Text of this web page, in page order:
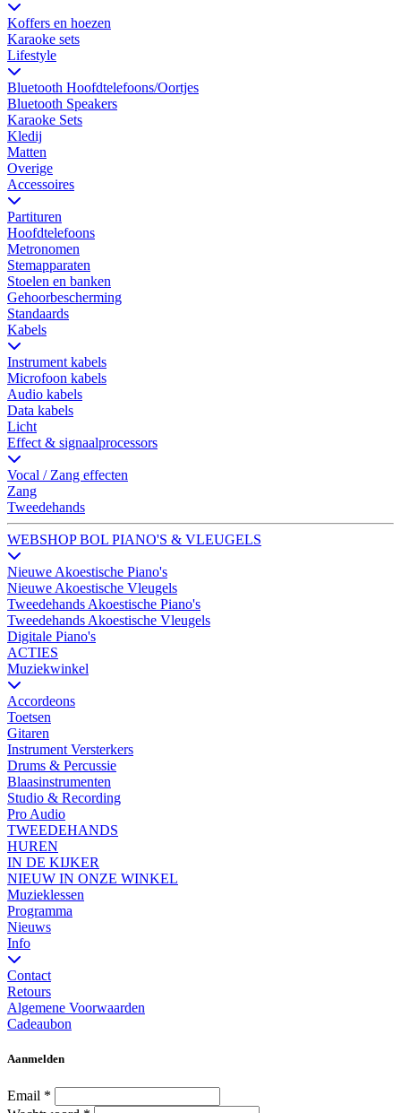
Koffers en hoezen
Karaoke sets
Lifestyle
Bluetooth Hoofdtelefoons/Oortjes
Bluetooth Speakers
Karaoke Sets
Kledij
Matten
Overige
Accessoires
Partituren
Hoofdtelefoons
Metronomen
Stemapparaten
Stoelen en banken
Gehoorbescherming
Standaards
Kabels
Instrument kabels
Microfoon kabels
Audio kabels
Data kabels
Licht
Effect & signaalprocessors
Vocal / Zang effecten
Zang
Tweedehands
WEBSHOP BOL PIANO'S & VLEUGELS
Nieuwe Akoestische Piano's
Nieuwe Akoestische Vleugels
Tweedehands Akoestische Piano's
Tweedehands Akoestische Vleugels
Digitale Piano's
ACTIES
Muziekwinkel
Accordeons
Toetsen
Gitaren
Instrument Versterkers
Drums & Percussie
Blaasinstrumenten
Studio & Recording
Pro Audio
TWEEDEHANDS
HUREN
IN DE KIJKER
NIEUW IN ONZE WINKEL
Muzieklessen
Programma
Nieuws
Info
Contact
Retours
Algemene Voorwaarden
Cadeaubon
Aanmelden
Email *